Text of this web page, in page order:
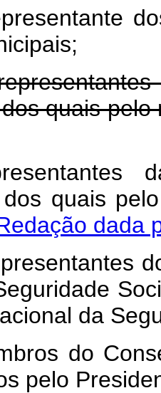
quais
quais
dada
da
do
pelo